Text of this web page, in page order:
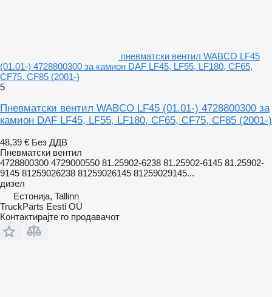
пневматски вентил WABCO LF45
(01.01-) 4728800300 за камион DAF LF45, LF55, LF180, CF65,
CF75, CF85 (2001-)
5
Пневматски вентил WABCO LF45 (01.01-) 4728800300 за
камион DAF LF45, LF55, LF180, CF65, CF75, CF85 (2001-)
48,39 € Без ДДВ
Пневматски вентил
4728800300 4729000550 81.25902-6238 81.25902-6145 81.25902-
9145 81259026238 81259026145 81259029145...
дизел
Естонија, Tallinn
TruckParts Eesti OÜ
Контактирајте го продавачот